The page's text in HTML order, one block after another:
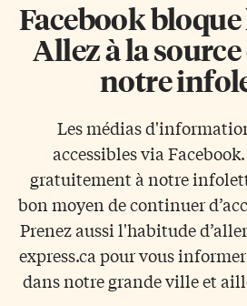
Facebook bloque
Allez à la source
notre
Les médias
accessibles via
gratuitement à notre
bon moyen de continuer
Prenez aussi l'habitude
express.ca pour vous
dans notre grande ville et